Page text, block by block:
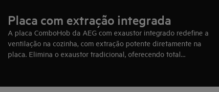
Placa com extração integrada
A placa ComboHob da AEG com exaustor integrado redefine a
ventilação na cozinha, com extração potente diretamente na
placa. Elimina o exaustor tradicional, oferecendo total